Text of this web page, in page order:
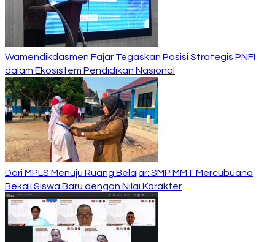
Wamendikdasmen Fajar Tegaskan Posisi Strategis PNFI
dalam Ekosistem Pendidikan Nasional
Dari MPLS Menuju Ruang Belajar: SMP MMT Mercubuana
Bekali Siswa Baru dengan Nilai Karakter